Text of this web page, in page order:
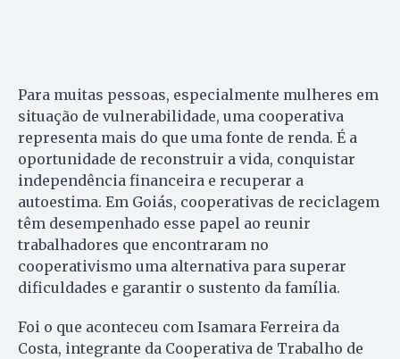
Para muitas pessoas, especialmente mulheres em
situação de vulnerabilidade, uma cooperativa
representa mais do que uma fonte de renda. É a
oportunidade de reconstruir a vida, conquistar
independência financeira e recuperar a
autoestima. Em Goiás, cooperativas de reciclagem
têm desempenhado esse papel ao reunir
trabalhadores que encontraram no
cooperativismo uma alternativa para superar
dificuldades e garantir o sustento da família.
Foi o que aconteceu com Isamara Ferreira da
Costa, integrante da Cooperativa de Trabalho de